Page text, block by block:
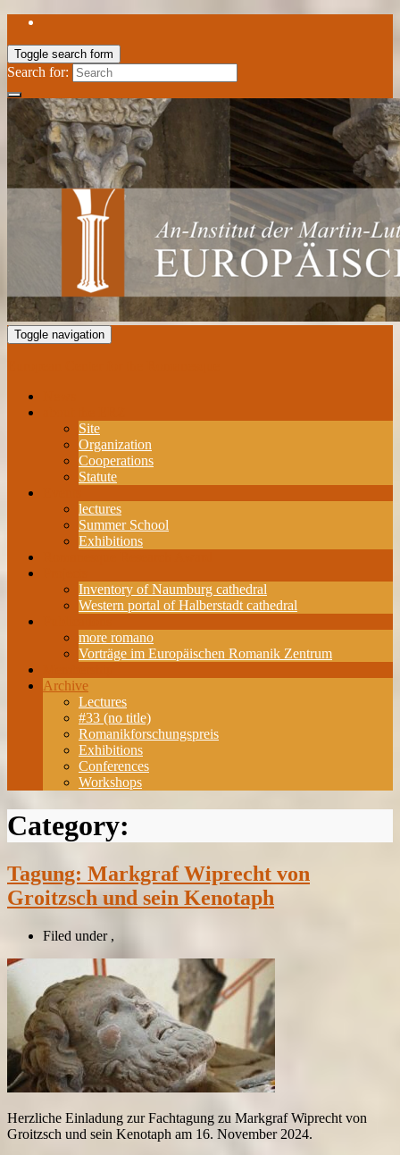
Toggle search form
Search for:
Toggle navigation
Site
Organization
Cooperations
Statute
lectures
Summer School
Exhibitions
Inventory of Naumburg cathedral
Western portal of Halberstadt cathedral
more romano
Vorträge im Europäischen Romanik Zentrum
Archive
Lectures
#33 (no title)
Romanikforschungspreis
Exhibitions
Conferences
Workshops
Category:
Tagung: Markgraf Wiprecht von
Groitzsch und sein Kenotaph
Filed under ,
Herzliche Einladung zur Fachtagung zu Markgraf Wiprecht von
Groitzsch und sein Kenotaph am 16. November 2024.